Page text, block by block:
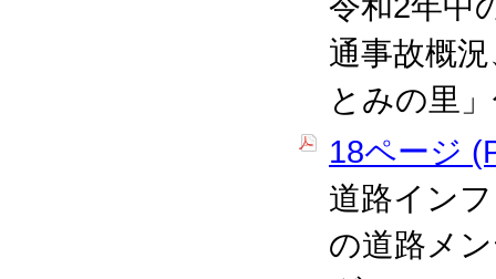
通事故概
とみの里
18ページ
道路イン
の道路メ